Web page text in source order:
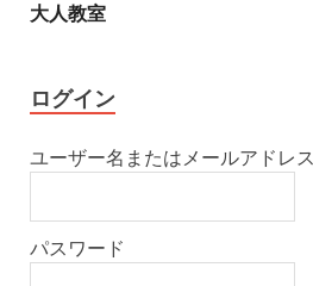
大人教室
ログイン
ユーザー名またはメールアドレス
パスワード